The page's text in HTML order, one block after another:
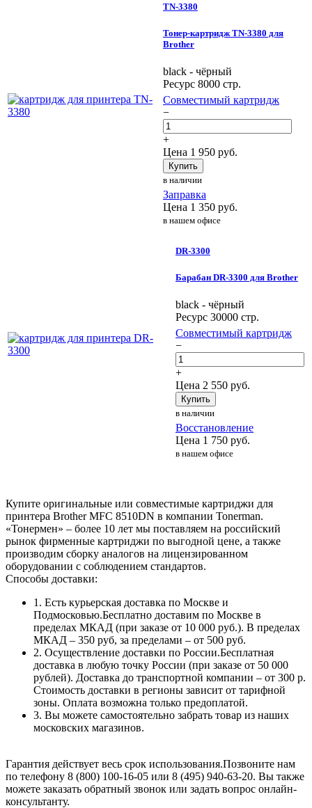
TN-3380
Тонер-картридж TN-3380 для
Brother
black - чёрный
Ресурс 8000 стр.
Совместимый картридж
−
+
Цена 1 950 руб.
Купить
в наличии
Заправка
Цена 1 350 руб.
в нашем офисе
DR-3300
Барабан DR-3300 для Brother
black - чёрный
Ресурс 30000 стр.
Совместимый картридж
−
+
Цена 2 550 руб.
Купить
в наличии
Восстановление
Цена 1 750 руб.
в нашем офисе
Купите оригинальные или совместимые картриджи для
принтера Brother MFC 8510DN в компании Tonerman.
«Тонермен» – более 10 лет мы поставляем на российский
рынок фирменные картриджи по выгодной цене, а также
производим сборку аналогов на лицензированном
оборудовании с соблюдением стандартов.
Способы доставки:
1. Есть курьерская доставка по Москве и
Подмосковью.Бесплатно доставим по Москве в
пределах МКАД (при заказе от 10 000 руб.). В пределах
МКАД – 350 руб, за пределами – от 500 руб.
2. Осуществление доставки по России.Бесплатная
доставка в любую точку России (при заказе от 50 000
рублей). Доставка до транспортной компании – от 300 р.
Стоимость доставки в регионы зависит от тарифной
зоны. Оплата возможна только предоплатой.
3. Вы можете самостоятельно забрать товар из наших
московских магазинов.
Гарантия действует весь срок использования.Позвоните нам
по телефону 8 (800) 100-16-05 или 8 (495) 940-63-20. Вы также
можете заказать обратный звонок или задать вопрос онлайн-
консультанту.